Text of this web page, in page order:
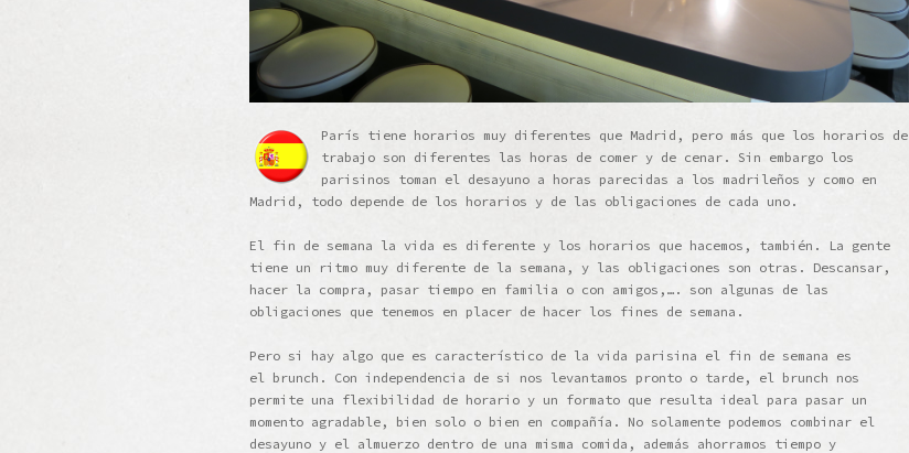
París tiene horarios muy diferentes que Madrid, pero más que los horarios de
trabajo son diferentes las horas de comer y de cenar. Sin embargo los
parisinos toman el desayuno a horas parecidas a los madrileños y como en
Madrid, todo depende de los horarios y de las obligaciones de cada uno.
El fin de semana la vida es diferente y los horarios que hacemos, también. La gente
tiene un ritmo muy diferente de la semana, y las obligaciones son otras. Descansar,
hacer la compra, pasar tiempo en familia o con amigos,…. son algunas de las
obligaciones que tenemos en placer de hacer los fines de semana.
Pero si hay algo que es característico de la vida parisina el fin de semana es
el brunch. Con independencia de si nos levantamos pronto o tarde, el brunch nos
permite una flexibilidad de horario y un formato que resulta ideal para pasar un
momento agradable, bien solo o bien en compañía. No solamente podemos combinar el
desayuno y el almuerzo dentro de una misma comida, además ahorramos tiempo y